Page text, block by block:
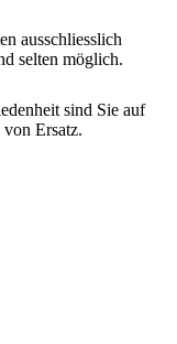
ausschliesslich
selten möglich.
sind Sie auf
Ersatz.